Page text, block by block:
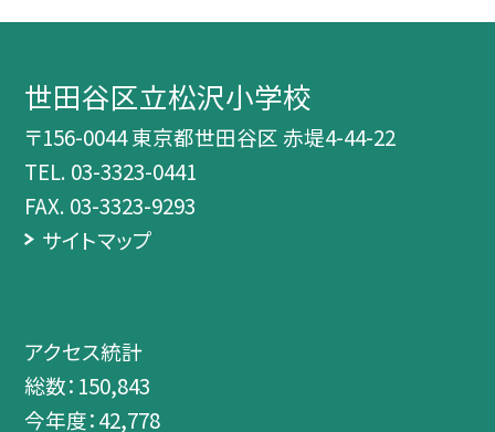
世田谷区立松沢小学校
〒156-0044 東京都世田谷区 赤堤4-44-22
TEL. 03-3323-0441
FAX. 03-3323-9293
サイトマップ
アクセス統計
総数： 150,843
今年度：42,778